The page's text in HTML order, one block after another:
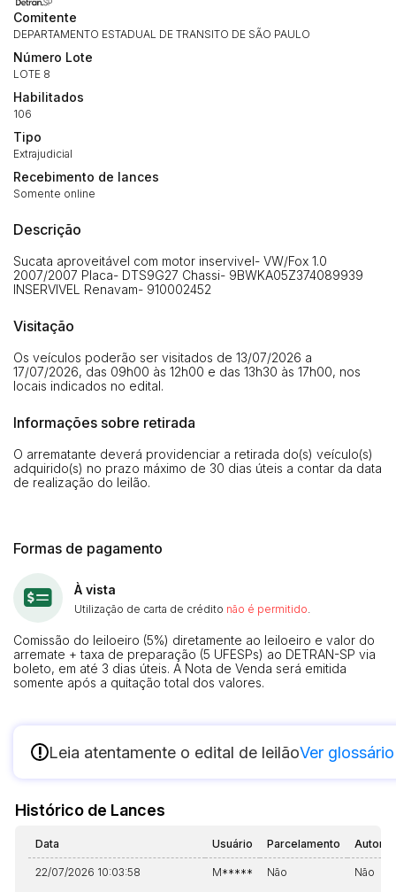
Comitente
DEPARTAMENTO ESTADUAL DE TRANSITO DE SÃO PAULO
Número Lote
LOTE 8
Habilitados
106
Tipo
Extrajudicial
Recebimento de lances
Somente online
Descrição
Sucata aproveitável com motor inservivel- VW/Fox 1.0
2007/2007 Placa- DTS9G27 Chassi- 9BWKA05Z374089939
INSERVIVEL Renavam- 910002452
Visitação
Os veículos poderão ser visitados de 13/07/2026 a
17/07/2026, das 09h00 às 12h00 e das 13h30 às 17h00, nos
locais indicados no edital.
Informações sobre retirada
O arrematante deverá providenciar a retirada do(s) veículo(s)
adquirido(s) no prazo máximo de 30 dias úteis a contar da data
de realização do leilão.
Formas de pagamento
À vista
Utilização de carta de crédito não é permitido
Comissão do leiloeiro (5%) diretamente ao leiloeiro e valor do
arremate + taxa de preparação (5 UFESPs) ao DETRAN-SP via
boleto, em até 3 dias úteis. A Nota de Venda será emitida
somente após a quitação total dos valores.
! Leia atentamente o edital de leilãoVer
Histórico de Lances
Data Usuário Parcelamento
22/07/2026 10:03:58 M***** Não Não
Envie sua Proposta
(Art. 895, CPC)
Histórico de Propostas
14/04/2025 18:43:11 TIAGOFELIPE
14/04/2025 18:43:11 R$ 1,00
propostas